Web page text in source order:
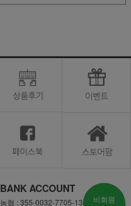
BANK ACCOUNT
농협 : 355-0032-7705-13
비회원